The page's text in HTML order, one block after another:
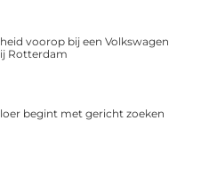
voorop bij een Volkswagen
Rotterdam
begint met gericht zoeken